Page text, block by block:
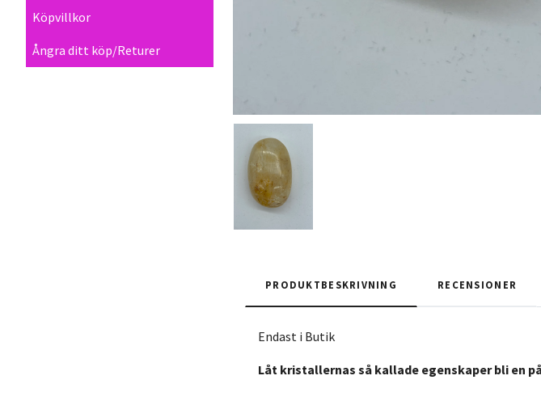
Köpvillkor
Ångra ditt köp/Returer
PRODUKTBESKRIVNING RECENSIONER
Endast i Butik
Låt kristallernas så kallade egenskaper bli en